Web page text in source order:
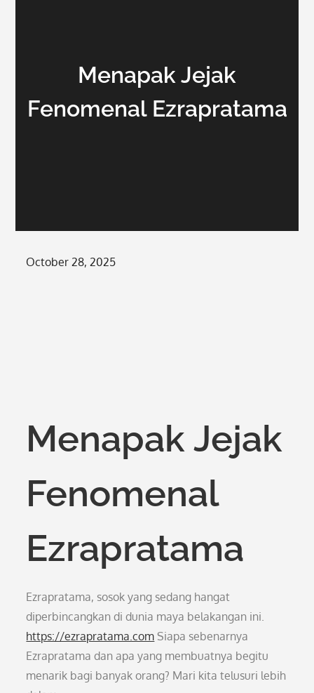
Menapak Jejak
Fenomenal Ezrapratama
Posted
October 28, 2025
Menapak Jejak
Fenomenal
Ezrapratama
Ezrapratama, sosok yang sedang hangat
diperbincangkan di dunia maya belakangan ini.
https://ezrapratama.com Siapa sebenarnya
Ezrapratama dan apa yang membuatnya begitu
menarik bagi banyak orang? Mari kita telusuri lebih